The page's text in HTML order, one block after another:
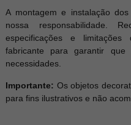
A montagem e instalação
nossa responsabilidade.
especificações e
fabricante para garantir
necessidades.
Importante: Os objetos
para fins ilustrativos e não